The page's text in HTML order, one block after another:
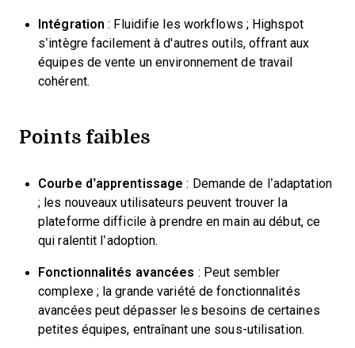
Intégration : Fluidifie les workflows ; Highspot
s’intègre facilement à d'autres outils, offrant aux
équipes de vente un environnement de travail
cohérent.
Points faibles
Courbe d’apprentissage : Demande de l’adaptation
; les nouveaux utilisateurs peuvent trouver la
plateforme difficile à prendre en main au début, ce
qui ralentit l’adoption.
Fonctionnalités avancées : Peut sembler
complexe ; la grande variété de fonctionnalités
avancées peut dépasser les besoins de certaines
petites équipes, entraînant une sous-utilisation.